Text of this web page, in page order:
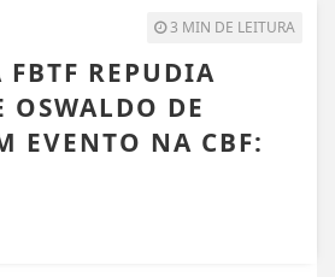
3 MIN DE LEITURA
FBTF REPUDIA
OSWALDO DE
EVENTO NA CBF: